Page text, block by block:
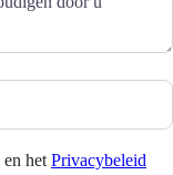
en het Privacybeleid